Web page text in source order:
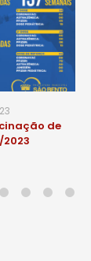
de